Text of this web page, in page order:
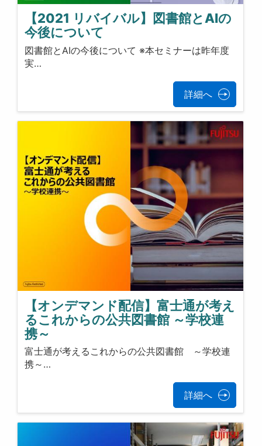
【2021 リバイバル】図書館とAIの
今後について
図書館とAIの今後について ※本セミナーは昨年度
実…
詳細へ
【オンデマンド配信】富士通が考え
るこれからの公共図書館 ～学校連
携～
富士通が考えるこれからの公共図書館 ～学校連
携～…
詳細へ